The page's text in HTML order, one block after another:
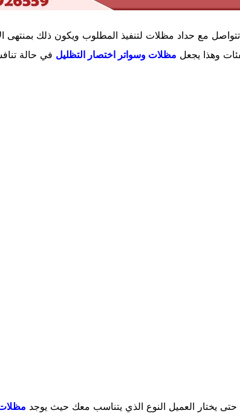
مع حداد مظلات لتنفيذ المطلوب ويكون ذلك بمنتهى
وهذا يجعل مظلات وسواتر اختصار التظليل في حالة
حتى يختار العميل النوع الذي يتناسب معك حيث يوجد